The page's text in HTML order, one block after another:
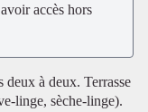
accès hors
deux à deux. Terrasse
linge, sèche-linge).